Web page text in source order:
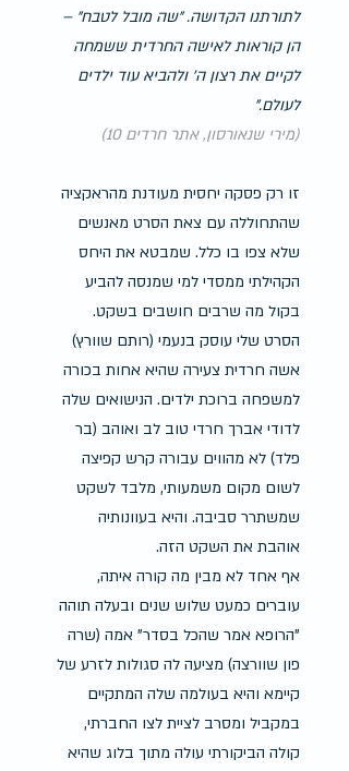
לתורתנו הקדושה. "שה מובל לטבח" –
הן קוראות לאישה החרדית ששמחה
לקיים את רצון ה' ולהביא עוד ילדים
לעולם."
(מירי שנאורסון, אתר חרדים 10)
זו רק פסקה יחסית מעודנת מהראקציה
שהתחוללה עם צאת הסרט מאנשים
שלא צפו בו כלל. שמבטא את היחס
הקהילתי ממסדי למי שמנסה להביע
בקול מה שרבים חושבים בשקט.
הסרט שלי עוסק בנעמי (רותם שוורץ)
אשה חרדית צעירה שהיא אחות בכורה
למשפחה ברוכת ילדים. הנישואים שלה
לדודי אברך חרדי טוב לב ואוהב (בר
פלד) לא מהווים עבורה קרש קפיצה
לשום מקום משמעותי, מלבד לשקט
שמשתרר סביבה. והיא בעוונותיה
אוהבת את השקט הזה.
אף אחד לא מבין מה קורה איתה,
עוברים כמעט שלוש שנים ובעלה תוהה
"הרופא אמר שהכל בסדר" אמה (שרה
פון שוורצה) מציעה לה סגולות לזרע של
קיימא והיא בעולמה שלה המתקיים
במקביל ומסרב לציית לצו החברתי,
קולה הביקורתי עולה מתוך בלוג שהיא